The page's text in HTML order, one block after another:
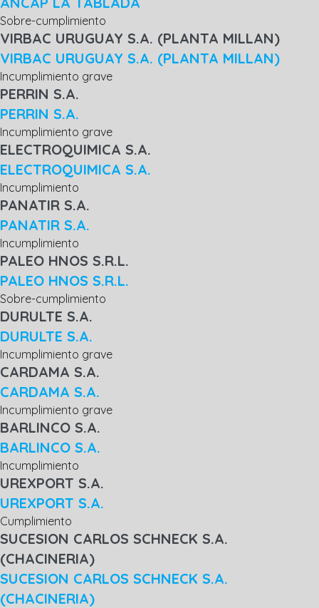
Sobre-cumplimiento
VIRBAC URUGUAY S.A. (PLANTA MILLAN)
VIRBAC URUGUAY S.A. (PLANTA MILLAN)
Incumplimiento grave
PERRIN S.A.
PERRIN S.A.
Incumplimiento grave
ELECTROQUIMICA S.A.
ELECTROQUIMICA S.A.
Incumplimiento
PANATIR S.A.
PANATIR S.A.
Incumplimiento
PALEO HNOS S.R.L.
PALEO HNOS S.R.L.
Sobre-cumplimiento
DURULTE S.A.
DURULTE S.A.
Incumplimiento grave
CARDAMA S.A.
CARDAMA S.A.
Incumplimiento grave
BARLINCO S.A.
BARLINCO S.A.
Incumplimiento
UREXPORT S.A.
UREXPORT S.A.
Cumplimiento
SUCESION CARLOS SCHNECK S.A.
(CHACINERIA)
SUCESION CARLOS SCHNECK S.A.
(CHACINERIA)